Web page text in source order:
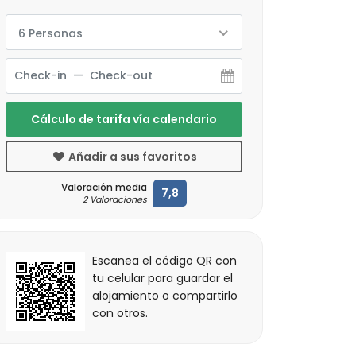
6 Personas
Cálculo de tarifa vía calendario
Añadir a sus favoritos
Valoración media
2 Valoraciones 7,8
Escanea el código QR con
tu celular para guardar el
alojamiento o compartirlo
con otros.